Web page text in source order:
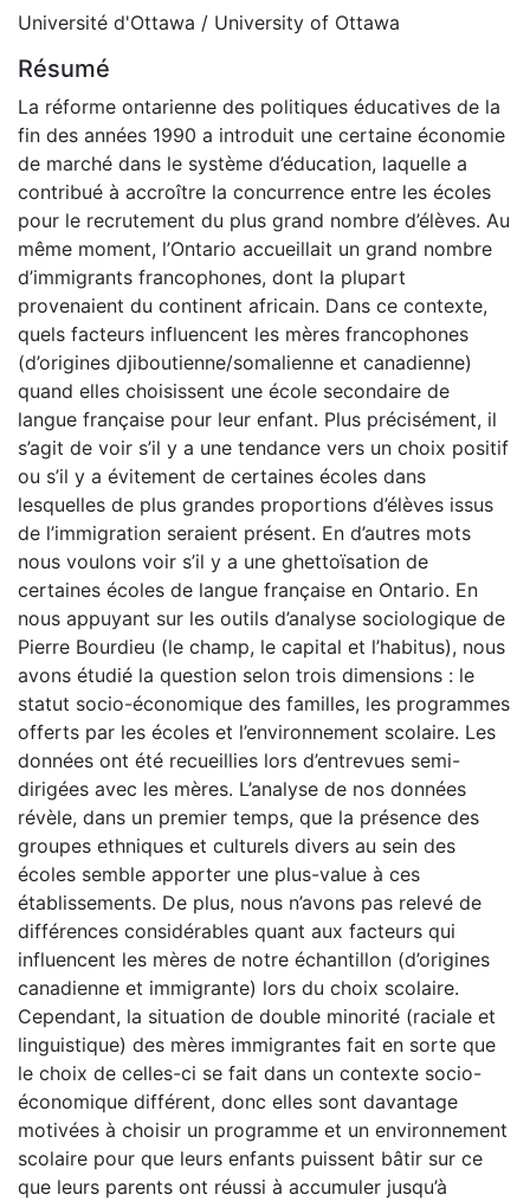
Université d'Ottawa / University of Ottawa
Résumé
La réforme ontarienne des politiques éducatives de la
fin des années 1990 a introduit une certaine économie
de marché dans le système d’éducation, laquelle a
contribué à accroître la concurrence entre les écoles
pour le recrutement du plus grand nombre d’élèves. Au
même moment, l’Ontario accueillait un grand nombre
d’immigrants francophones, dont la plupart
provenaient du continent africain. Dans ce contexte,
quels facteurs influencent les mères francophones
(d’origines djiboutienne/somalienne et canadienne)
quand elles choisissent une école secondaire de
langue française pour leur enfant. Plus précisément, il
s’agit de voir s’il y a une tendance vers un choix positif
ou s’il y a évitement de certaines écoles dans
lesquelles de plus grandes proportions d’élèves issus
de l’immigration seraient présent. En d’autres mots
nous voulons voir s’il y a une ghettoïsation de
certaines écoles de langue française en Ontario. En
nous appuyant sur les outils d’analyse sociologique de
Pierre Bourdieu (le champ, le capital et l’habitus), nous
avons étudié la question selon trois dimensions : le
statut socio-économique des familles, les programmes
offerts par les écoles et l’environnement scolaire. Les
données ont été recueillies lors d’entrevues semi-
dirigées avec les mères. L’analyse de nos données
révèle, dans un premier temps, que la présence des
groupes ethniques et culturels divers au sein des
écoles semble apporter une plus-value à ces
établissements. De plus, nous n’avons pas relevé de
différences considérables quant aux facteurs qui
influencent les mères de notre échantillon (d’origines
canadienne et immigrante) lors du choix scolaire.
Cependant, la situation de double minorité (raciale et
linguistique) des mères immigrantes fait en sorte que
le choix de celles-ci se fait dans un contexte socio-
économique différent, donc elles sont davantage
motivées à choisir un programme et un environnement
scolaire pour que leurs enfants puissent bâtir sur ce
que leurs parents ont réussi à accumuler jusqu’à